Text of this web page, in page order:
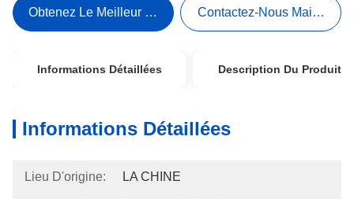
Obtenez Le Meilleur Prix Contactez-Nous Maintenant
Informations Détaillées Description Du Produit
Informations Détaillées
Lieu D'origine: LA CHINE